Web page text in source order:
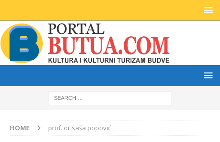
HOME prof. dr saša popović